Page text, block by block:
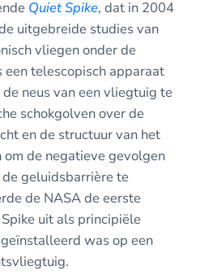
Quiet Spike, dat in 2004
uitgebreide studies van
vliegen onder de
een telescopisch apparaat
neus van een vliegtuig te
schokgolven over de
en de structuur van het
de negatieve gevolgen
geluidsbarrière te
de NASA de eerste
uit als principiële
was op een